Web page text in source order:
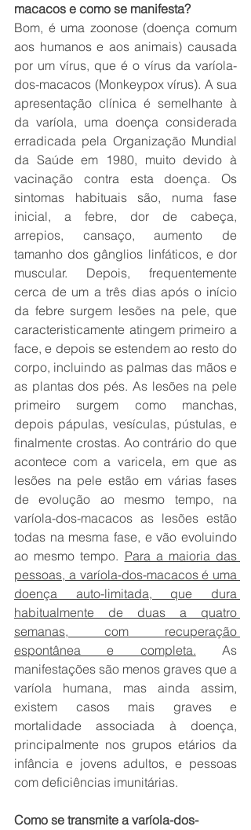
macacos e como se manifesta?
Bom, é uma zoonose (doença comum
aos humanos e aos animais) causada
por um vírus, que é o vírus da varíola-
dos-macacos (Monkeypox vírus). A sua
apresentação clínica é semelhante à
da varíola, uma doença considerada
erradicada pela Organização Mundial
da Saúde em 1980, muito devido à
vacinação contra esta doença. Os
sintomas habituais são, numa fase
inicial, a febre, dor de cabeça,
arrepios, cansaço, aumento de
tamanho dos gânglios linfáticos, e dor
muscular. Depois, frequentemente
cerca de um a três dias após o início
da febre surgem lesões na pele, que
caracteristicamente atingem primeiro a
face, e depois se estendem ao resto do
corpo, incluindo as palmas das mãos e
as plantas dos pés. As lesões na pele
primeiro surgem como manchas,
depois pápulas, vesículas, pústulas, e
finalmente crostas. Ao contrário do que
acontece com a varicela, em que as
lesões na pele estão em várias fases
de evolução ao mesmo tempo, na
varíola-dos-macacos as lesões estão
todas na mesma fase, e vão evoluindo
ao mesmo tempo. Para a maioria das
pessoas, a varíola-dos-macacos é uma
doença auto-limitada, que dura
habitualmente de duas a quatro
semanas, com recuperação
espontânea e completa. As
manifestações são menos graves que a
varíola humana, mas ainda assim,
existem casos mais graves e
mortalidade associada à doença,
principalmente nos grupos etários da
infância e jovens adultos, e pessoas
com deficiências imunitárias.
Como se transmite a varíola-dos-